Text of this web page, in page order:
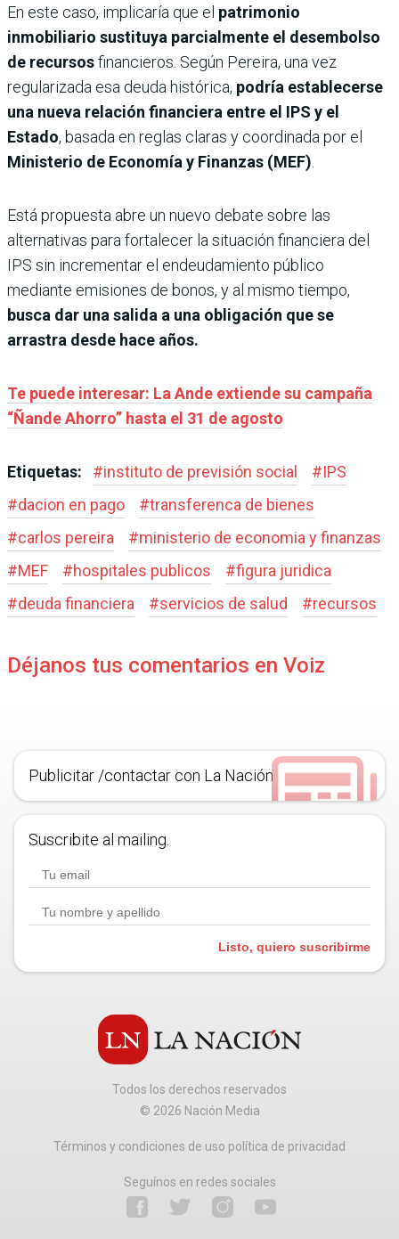
En este caso, implicaría que el patrimonio
inmobiliario sustituya parcialmente el desembolso
de recursosfinancieros. Según Pereira, una vez
regularizada esa deuda histórica, podría establecerse
una nueva relación financiera entre el IPS y el
Estado, basada en reglas claras y coordinada por el
Ministerio de Economía y Finanzas (MEF)
Está propuesta abre un nuevo debate sobre las
alternativas para fortalecer la situación financiera del
IPS sin incrementar el endeudamiento público
mediante emisiones de bonos, y al mismo tiempo,
busca dar una salida a una obligación que se
arrastra desde hace años.
Te puede interesar: La Ande extiende su campaña
“Ñande Ahorro” hasta el 31 de agosto
Etiquetas: #instituto de previsión social #IPS
#dacion en pago #transferenca de bienes
#carlos pereira #ministerio de economia y finanzas
#MEF #hospitales publicos #figura juridica
#deuda financiera #servicios de salud #recursos
Déjanos tus comentarios en Voiz
Publicitar /contactar con La Nación
Suscribite al mailing.
Listo, quiero suscribirme
Todos los derechos reservados
© 2026 Nación Media
Términos y condiciones de uso política de privacidad
Seguínos en redes sociales